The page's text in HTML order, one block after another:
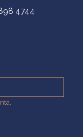
4744